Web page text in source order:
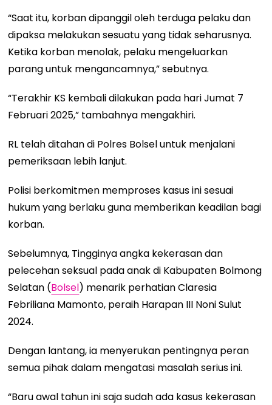
“Saat itu, korban dipanggil oleh terduga pelaku dan
dipaksa melakukan sesuatu yang tidak seharusnya.
Ketika korban menolak, pelaku mengeluarkan
parang untuk mengancamnya,” sebutnya.
“Terakhir KS kembali dilakukan pada hari Jumat 7
Februari 2025,” tambahnya mengakhiri.
RL telah ditahan di Polres Bolsel untuk menjalani
pemeriksaan lebih lanjut.
Polisi berkomitmen memproses kasus ini sesuai
hukum yang berlaku guna memberikan keadilan bagi
korban.
Sebelumnya, Tingginya angka kekerasan dan
pelecehan seksual pada anak di Kabupaten Bolmong
Selatan (Bolsel) menarik perhatian Claresia
Febriliana Mamonto, peraih Harapan III Noni Sulut
2024.
Dengan lantang, ia menyerukan pentingnya peran
semua pihak dalam mengatasi masalah serius ini.
“Baru awal tahun ini saja sudah ada kasus kekerasan